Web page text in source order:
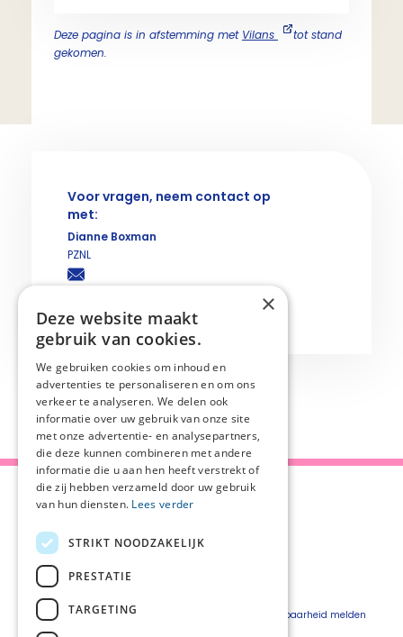
Deze pagina is in afstemming met Vilans
tot stand
gekomen.
Voor vragen, neem contact op
met:
Dianne Boxman
PZNL
Laatst geactualiseerd:
Deel
Over Palliaweb
Over PZNL
Pers
Privacyverklaring
Beveiligingskwetsbaarheid melden
×
Deze website maakt
gebruik van cookies.
We gebruiken cookies om inhoud en
advertenties te personaliseren en om ons
verkeer te analyseren. We delen ook
informatie over uw gebruik van onze site
met onze advertentie- en analysepartners,
die deze kunnen combineren met andere
informatie die u aan hen heeft verstrekt of
die zij hebben verzameld door uw gebruik
van hun diensten. Lees verder
STRIKT NOODZAKELIJK
PRESTATIE
TARGETING